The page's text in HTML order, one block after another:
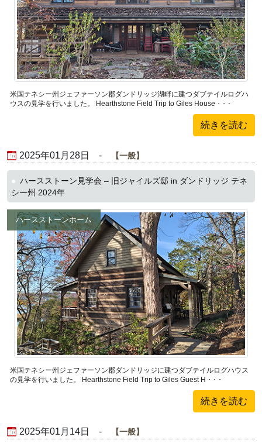
米国テネシー州ジェファーソン郡ダンドリッジ湖畔に建つダブテイルログハ
ウスの見学を行いました。 Hearthstone Field Trip to Giles House ･ ･ ･
続きを読む
2025年01月28日 - 一般
ハースストーン見学会 – 旧ジャイルズ邸 in ダンドリッジ テネ
シー州 2024年
ハースストーンホーム
米国テネシー州ジェファーソン郡ダンドリッジに建つダブテイルログハウス
の見学を行いました。 Hearthstone Field Trip to Giles Guest H ･ ･ ･
続きを読む
2025年01月14日 - 一般